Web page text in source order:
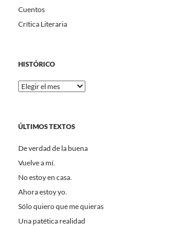
Cuentos
Crítica Literaria
HISTÓRICO
Histórico
ÚLTIMOS TEXTOS
De verdad de la buena
Vuelve a mí.
No estoy en casa.
Ahora estoy yo.
Sólo quiero que me quieras
Una patética realidad